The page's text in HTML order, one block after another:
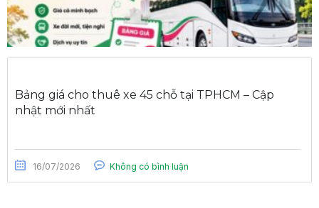
Bảng giá cho thuê xe 45 chỗ tại TPHCM – Cập
nhật mới nhất
16/07/2026 Không có bình luận